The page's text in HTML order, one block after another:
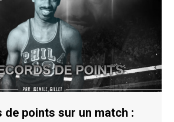
de points sur un match :